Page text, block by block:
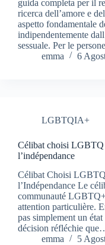
guida completa per il
ricerca dell’amore e
aspetto fondamentale
indipendentemente
sessuale. Per le
emma
6
LGBTQIA+
Célibat choisi
l’indépendance
Célibat Choisi
l’Indépendance Le
communauté
attention particulière.
pas simplement un
décision réfléchie
emma
5